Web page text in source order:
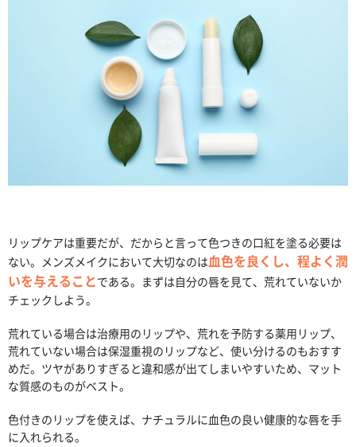
リップケアは重要だが、だからと言って色つきの口紅を塗る必要は
ない。メンズメイクにおいて大切なのは血色を良くし、程よく潤
いを与えることである。まずは自分の唇を見て、荒れていないか
チェックしよう。
荒れている場合は治療用のリップや、荒れを予防する薬用リップ、
荒れていない場合は保湿重視のリップなど、使い分けるのもおすす
めだ。ツヤがありすぎると違和感が出てしまいやすいため、マット
な質感のものがベスト。
色付きのリップを使えば、ナチュラルに血色の良い健康的な唇を手
に入れられる。